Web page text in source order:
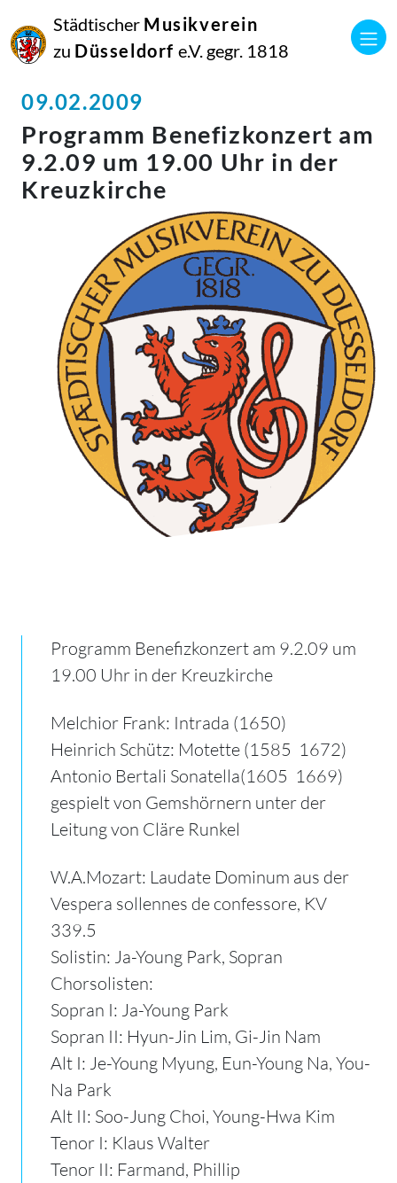
Städtischer Musikverein
zu Düsseldorf e.V. gegr. 1818
09.02.2009
Programm Benefizkonzert am
9.2.09 um 19.00 Uhr in der
Kreuzkirche
Programm Benefizkonzert am 9.2.09 um
19.00 Uhr in der Kreuzkirche
Melchior Frank: Intrada (1650)
Heinrich Schütz: Motette (1585  1672)
Antonio Bertali Sonatella(1605  1669)
gespielt von Gemshörnern unter der
Leitung von Cläre Runkel
W.A.Mozart: Laudate Dominum aus der
Vespera sollennes de confessore, KV
339.5
Solistin: Ja-Young Park, Sopran
Chorsolisten:
Sopran I: Ja-Young Park
Sopran II: Hyun-Jin Lim, Gi-Jin Nam
Alt I: Je-Young Myung, Eun-Young Na, You-
Na Park
Alt II: Soo-Jung Choi, Young-Hwa Kim
Tenor I: Klaus Walter
Tenor II: Farmand, Phillip